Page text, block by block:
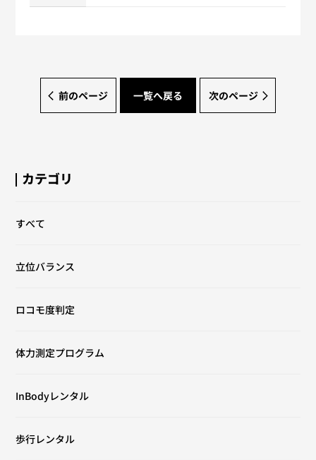
前のページ 一覧へ戻る 次のページ
カテゴリ
すべて
立位バランス
ロコモ度判定
体力測定プログラム
InBodyレンタル
歩行レンタル